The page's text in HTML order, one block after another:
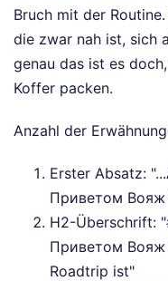
Bruch mit der
die zwar nah ist, sich
genau das ist es
Koffer packen.
Anzahl der
Erster Absatz:
Приветом Вояж
H2-Überschrift:
Приветом
Roadtrip ist"